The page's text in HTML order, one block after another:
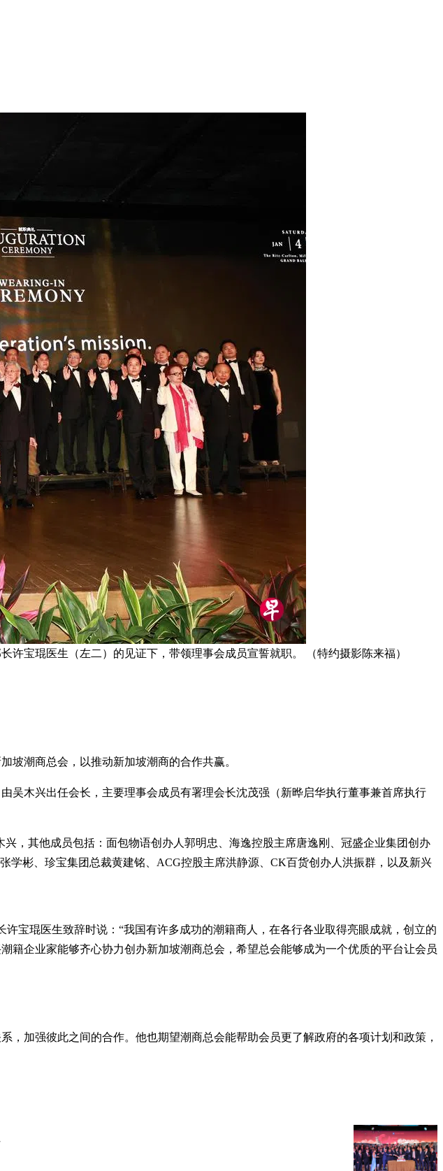
宝琨医生（左二）的见证下，带领理事会成员宣誓就职。 （特约摄影陈来福）
坡潮商总会，以推动新加坡潮商的合作共赢。
吴木兴出任会长，主要理事会成员有署理会长沈茂强（新晔启华执行董事兼首席执行
，其他成员包括：面包物语创办人郭明忠、海逸控股主席唐逸刚、冠盛企业集团创办
学彬、珍宝集团总裁黄建铭、ACG控股主席洪静源、CK百货创办人洪振群，以及新兴
宝琨医生致辞时说：“我国有许多成功的潮籍商人，在各行各业取得亮眼成就，创立的
企业家能够齐心协力创办新加坡潮商总会，希望总会能够成为一个优质的平台让会员
加强彼此之间的合作。他也期望潮商总会能帮助会员更了解政府的各项计划和政策，